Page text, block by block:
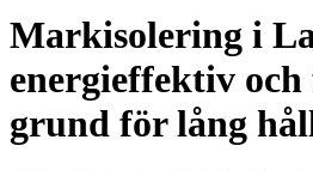
Markisolering i
energieffektiv
grund för lång